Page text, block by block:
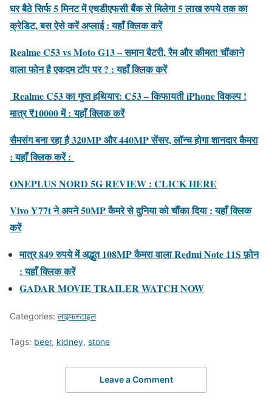
घर बैठे सिर्फ 5 मिनट में एचडीएफसी बैंक से मिलेगा 5 लाख रुपये तक का
क्रेडिट, बस ऐसे करें अप्लाई : यहाँ क्लिक करें
Realme C53 vs Moto G13 – समान बैटरी, रैम और कीमत! चौंकाने
वाला फोन है एकदम टॉप पर ? : यहाँ क्लिक करें
Realme C53 का गुप्त हथियार: C53 – किफायती iPhone विकल्प !
मात्र ₹10000 में :यहाँ क्लिक करें
सैमसंग बना रहा है 320MP और 440MP सेंसर, लॉन्च होगा शानदार कैमरा
: यहाँ क्लिक करें :
ONEPLUS NORD 5G REVIEW : CLICK HERE
Vivo Y77t ने अपने 50MP कैमरे से दुनिया को चौंका दिया : यहाँ क्लिक
करें
मात्र 849 रुपये में अद्भुत 108MP कैमरा वाला Redmi Note 11S फ़ोन
: यहाँ क्लिक करें
GADAR MOVIE TRAILER WATCH NOW
Categories: लाइफस्टाइल
Tags: beer, kidney, stone
Leave a Comment